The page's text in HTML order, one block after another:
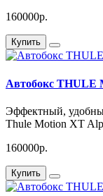
160000р.
Купить
Автобокс THULE
Эффектный,
Thule Motion XT
160000р.
Купить